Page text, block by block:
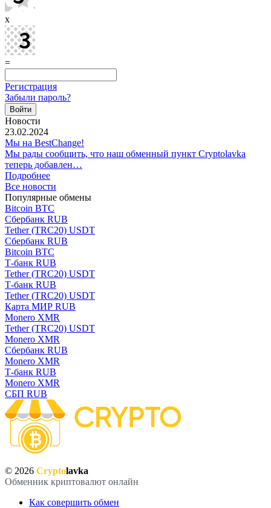
x
=
Регистрация
Забыли пароль?
Новости
23.02.2024
Мы на BestChange!
Мы рады сообщить, что наш обменный пункт Cryptolavka
теперь добавлен…
Подробнее
Все новости
Популярные обмены
Bitcoin BTC
Сбербанк RUB
Tether (TRC20) USDT
Сбербанк RUB
Bitcoin BTC
Т-банк RUB
Tether (TRC20) USDT
Т-банк RUB
Tether (TRC20) USDT
Карта МИР RUB
Monero XMR
Tether (TRC20) USDT
Monero XMR
Сбербанк RUB
Monero XMR
Т-банк RUB
Monero XMR
СБП RUB
© 2026 Cryptolavka
Обменник криптовалют онлайн
Как совершить обмен